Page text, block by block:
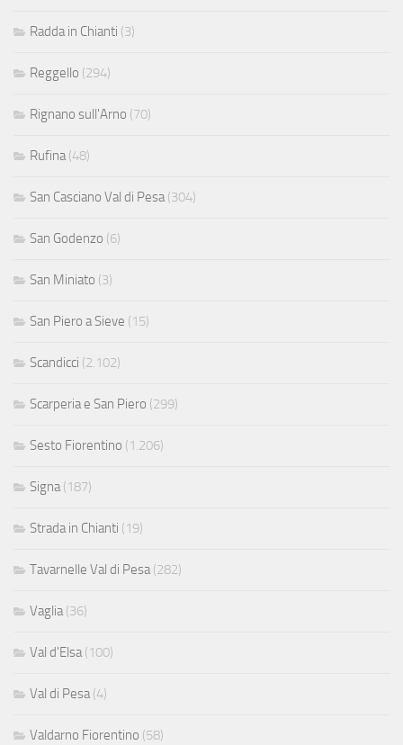
Radda in Chianti (3)
Reggello (294)
Rignano sull'Arno (70)
Rufina(48)
San Casciano Val di Pesa(304)
San Godenzo (6)
San Miniato (3)
San Piero a Sieve (15)
Scandicci (2.102)
Scarperia e San Piero (299)
Sesto Fiorentino (1.206)
Signa(187)
Strada in Chianti (19)
Tavarnelle Val di Pesa(282)
Vaglia(36)
Val d'Elsa(100)
Val di Pesa(4)
Valdarno Fiorentino (58)